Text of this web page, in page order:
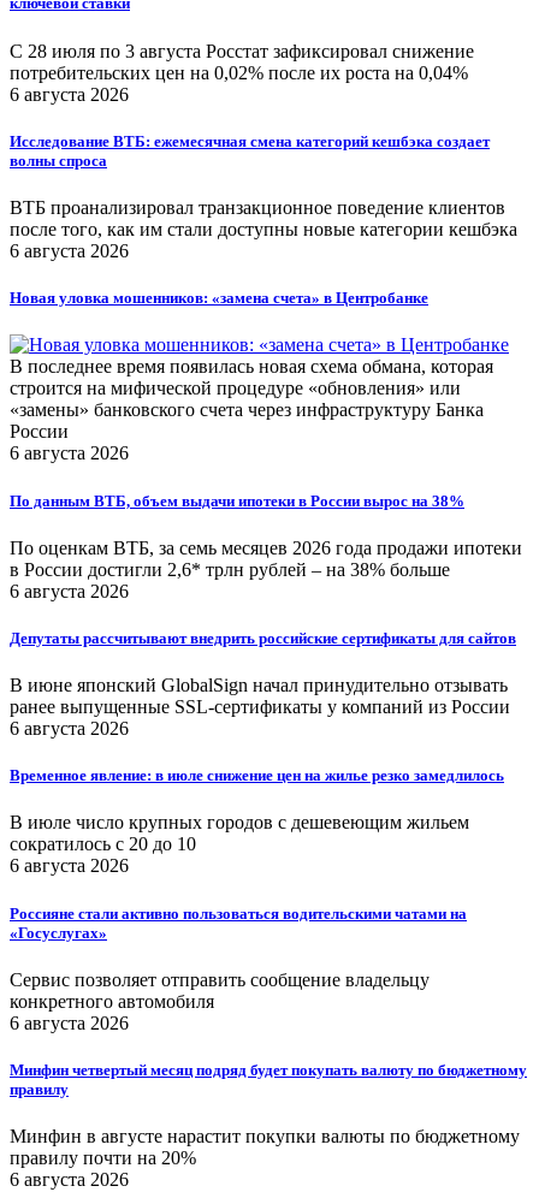
С 28 июля по 3 августа Росстат зафиксировал снижение
потребительских цен на 0,02% после их роста на 0,04%
6 августа 2026
Исследование ВТБ: ежемесячная смена категорий кешбэка создает
волны спроса
ВТБ проанализировал транзакционное поведение клиентов
после того, как им стали доступны новые категории кешбэка
6 августа 2026
Новая уловка мошенников: «замена счета» в Центробанке
В последнее время появилась новая схема обмана, которая
строится на мифической процедуре «обновления» или
«замены» банковского счета через инфраструктуру Банка
России
6 августа 2026
По данным ВТБ, объем выдачи ипотеки в России вырос на 38%
По оценкам ВТБ, за семь месяцев 2026 года продажи ипотеки
в России достигли 2,6* трлн рублей – на 38% больше
6 августа 2026
Депутаты рассчитывают внедрить российские сертификаты для сайтов
В июне японский GlobalSign начал принудительно отзывать
ранее выпущенные SSL-сертификаты у компаний из России
6 августа 2026
Временное явление: в июле снижение цен на жилье резко замедлилось
В июле число крупных городов с дешевеющим жильем
сократилось с 20 до 10
6 августа 2026
Россияне стали активно пользоваться водительскими чатами на
«Госуслугах»
Сервис позволяет отправить сообщение владельцу
конкретного автомобиля
6 августа 2026
Минфин четвертый месяц подряд будет покупать валюту по бюджетному
правилу
Минфин в августе нарастит покупки валюты по бюджетному
правилу почти на 20%
6 августа 2026